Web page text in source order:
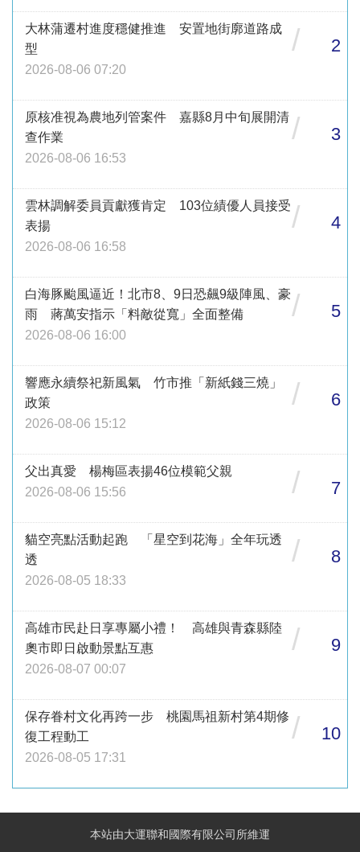
大林蒲遷村進度穩健推進 安置地街廓道路成
型
2026-08-06 07:20
/ 2
原核准視為農地列管案件 嘉縣8月中旬展開清
查作業
2026-08-06 16:53
/ 3
雲林調解委員貢獻獲肯定 103位績優人員接受
表揚
2026-08-06 16:58
/ 4
白海豚颱風逼近！北市8、9日恐飆9級陣風、豪
雨 蔣萬安指示「料敵從寬」全面整備
2026-08-06 16:00
/ 5
響應永續祭祀新風氣 竹市推「新紙錢三燒」
政策
2026-08-06 15:12
/ 6
父出真愛 楊梅區表揚46位模範父親
2026-08-06 15:56
/ 7
貓空亮點活動起跑 「星空到花海」全年玩透
透
2026-08-05 18:33
/ 8
高雄市民赴日享專屬小禮！ 高雄與青森縣陸
奧市即日啟動景點互惠
2026-08-07 00:07
/ 9
保存眷村文化再跨一步 桃園馬祖新村第4期修
復工程動工
2026-08-05 17:31
/ 10
本站由大運聯和國際有限公司所維運